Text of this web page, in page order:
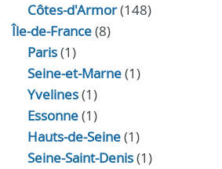
Côtes-d'Armor(148)
Île-de-France(8)
Paris(1)
Seine-et-Marne(1)
Yvelines(1)
Essonne(1)
Hauts-de-Seine(1)
Seine-Saint-Denis(1)